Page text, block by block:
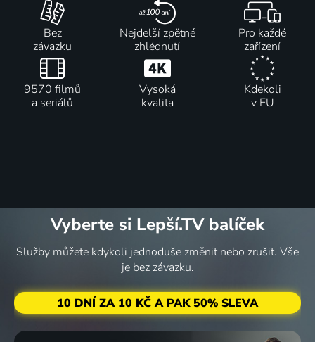
Bez
závazku
Nejdelší zpětné
zhlédnutí
Pro každé
zařízení
9570 filmů
a seriálů
Vysoká
kvalita
Kdekoli
v EU
Vyberte si Lepší.TV balíček
Služby můžete kdykoli jednoduše změnit nebo zrušit. Vše
je bez závazku.
10 DNÍ ZA 10 KČ A PAK 50% SLEVA